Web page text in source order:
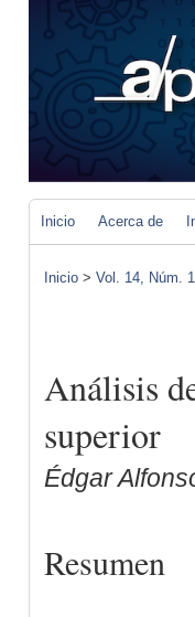
Inicio Acerca de
Inicio > Vol. 14, Núm.
Análisis
superior
Édgar
Resumen